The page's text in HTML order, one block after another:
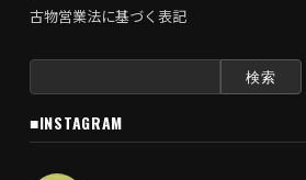
古物営業法に基づく表記
■INSTAGRAM